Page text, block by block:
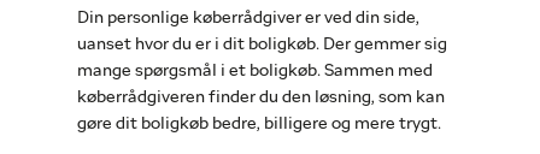
Din personlige køberrådgiver er ved din side,
uanset hvor du er i dit boligkøb. Der gemmer sig
mange spørgsmål i et boligkøb. Sammen med
køberrådgiveren finder du den løsning, som kan
gøre dit boligkøb bedre, billigere og mere trygt.